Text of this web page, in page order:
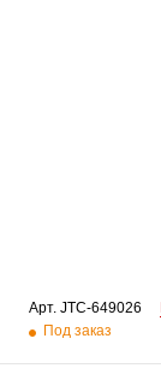
Арт. JTC-649026
Под заказ